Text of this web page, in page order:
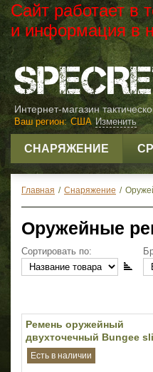
Сайт работает в
и информация в
Интернет-магазин
Изменить
Ваш регион: США
СНАРЯЖЕНИЕ
Главная / Снаряжение /
Оружейные
Сортировать по:
Есть в наличии
Ремень оружейный
двухточечный Bungee
(Black)